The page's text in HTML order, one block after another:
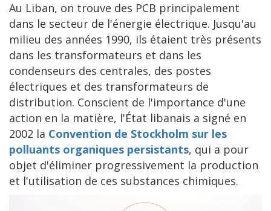
Au Liban, on trouve des PCB principalement
dans le secteur de l'énergie électrique. Jusqu'au
milieu des années 1990, ils étaient très présents
dans les transformateurs et dans les
condenseurs des centrales, des postes
électriques et des transformateurs de
distribution. Conscient de l'importance d'une
action en la matière, l'État libanais a signé en
2002 la Convention de Stockholm sur les
polluants organiques persistants, qui a pour
objet d'éliminer progressivement la production
et l'utilisation de ces substances chimiques.